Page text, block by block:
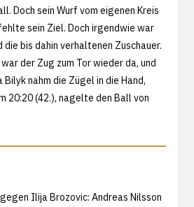
Doch sein Wurf vom eigenen Kreis
sein Ziel. Doch irgendwie war
bis dahin verhaltenen Zuschauer.
der Zug zum Tor wieder da, und
nahm die Zügel in die Hand,
20:20 (42.), nagelte den Ball von
Ilija Brozovic: Andreas Nilsson